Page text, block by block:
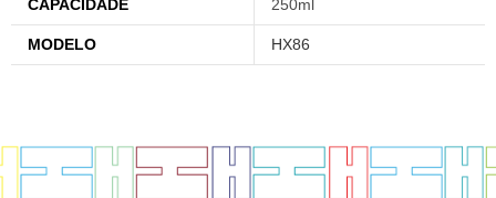
CAPACIDADE 250ml
MODELO HX86